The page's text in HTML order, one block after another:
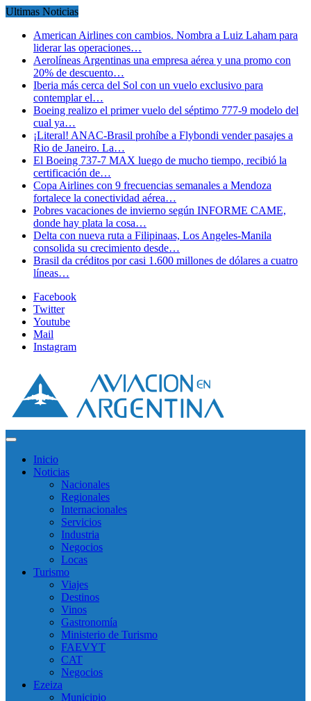
Ultimas Noticias
American Airlines con cambios. Nombra a Luiz Laham para
liderar las operaciones…
Aerolíneas Argentinas una empresa aérea y una promo con
20% de descuento…
Iberia más cerca del Sol con un vuelo exclusivo para
contemplar el…
Boeing realizo el primer vuelo del séptimo 777-9 modelo del
cual ya…
¡Literal! ANAC-Brasil prohíbe a Flybondi vender pasajes a
Rio de Janeiro. La…
El Boeing 737-7 MAX luego de mucho tiempo, recibió la
certificación de…
Copa Airlines con 9 frecuencias semanales a Mendoza
fortalece la conectividad aérea…
Pobres vacaciones de invierno según INFORME CAME,
donde hay plata la cosa…
Delta con nueva ruta a Filipinaas, Los Angeles-Manila
consolida su crecimiento desde…
Brasil da créditos por casi 1.600 millones de dólares a cuatro
líneas…
Facebook
Twitter
Youtube
Mail
Instagram
Inicio
Noticias
Nacionales
Regionales
Internacionales
Servicios
Industria
Negocios
Locas
Turismo
Viajes
Destinos
Vinos
Gastronomía
Ministerio de Turismo
FAEVYT
CAT
Negocios
Ezeiza
Municipio